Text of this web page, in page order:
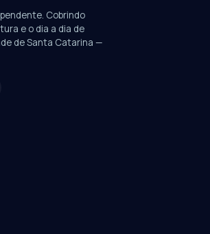
colunistas e editorias do JN
Cobrindo
e o dia a dia de
de Santa Catarina —